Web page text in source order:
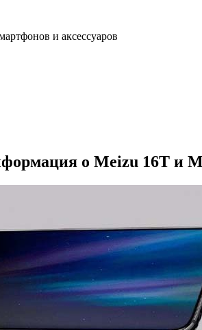
и аксессуаров
о Meizu 16T и